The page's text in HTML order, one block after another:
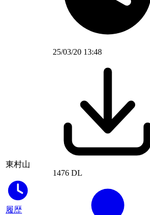
東村山
履歴
25/03/20 13:48
1476 DL